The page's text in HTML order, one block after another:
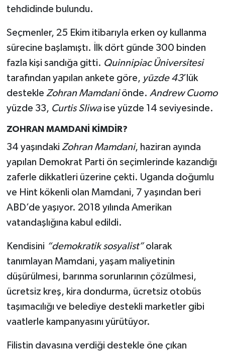
tehdidinde bulundu.
Seçmenler, 25 Ekim itibarıyla erken oy kullanma
sürecine başlamıştı. İlk dört günde 300 binden
fazla kişi sandığa gitti. Quinnipiac Üniversitesi
tarafından yapılan ankete göre, yüzde 43’lük
destekle Zohran Mamdaniönde. Andrew Cuomo
yüzde 33, Curtis Sliwaise yüzde 14 seviyesinde.
ZOHRAN MAMDANİ KİMDİR?
34 yaşındaki Zohran Mamdani, haziran ayında
yapılan Demokrat Parti ön seçimlerinde kazandığı
zaferle dikkatleri üzerine çekti. Uganda doğumlu
ve Hint kökenli olan Mamdani, 7 yaşından beri
ABD’de yaşıyor. 2018 yılında Amerikan
vatandaşlığına kabul edildi.
Kendisini “demokratik sosyalist”olarak
tanımlayan Mamdani, yaşam maliyetinin
düşürülmesi, barınma sorunlarının çözülmesi,
ücretsiz kreş, kira dondurma, ücretsiz otobüs
taşımacılığı ve belediye destekli marketler gibi
vaatlerle kampanyasını yürütüyor.
Filistin davasına verdiği destekle öne çıkan